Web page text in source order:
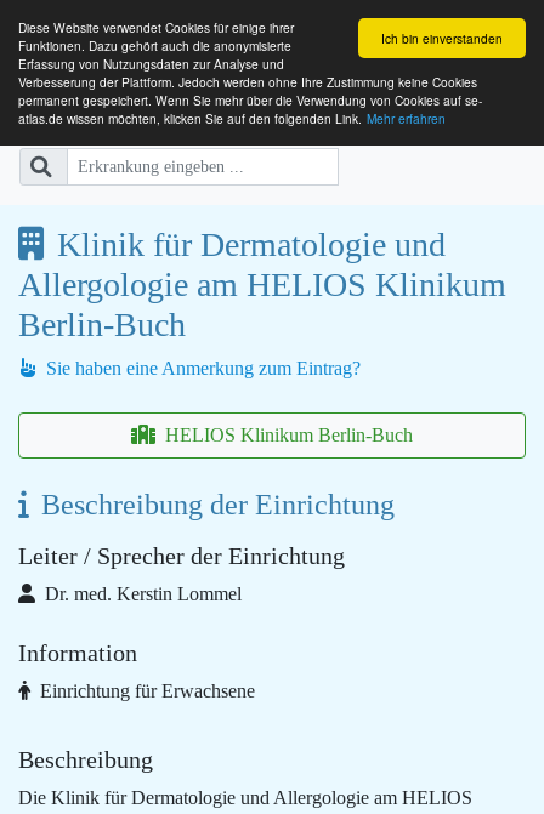
Ich bin einverstanden
Diese Website verwendet Cookies für einige ihrer
Funktionen. Dazu gehört auch die anonymisierte
Erfassung von Nutzungsdaten zur Analyse und
Verbesserung der Plattform. Jedoch werden ohne Ihre Zustimmung keine Cookies
permanent gespeichert. Wenn Sie mehr über die Verwendung von Cookies auf se-
atlas.de wissen möchten, klicken Sie auf den folgenden Link. Mehr erfahren
SE-ATLAS
Versorgungsatlas für Menschen
Klinik für Dermatologie und
Allergologie am HELIOS Klinikum
Berlin-Buch
Sie haben eine Anmerkung zum Eintrag?
HELIOS Klinikum Berlin-Buch
Beschreibung der Einrichtung
Leiter / Sprecher der Einrichtung
Dr. med. Kerstin Lommel
Information
Einrichtung für Erwachsene
Beschreibung
Die Klinik für Dermatologie und Allergologie am HELIOS